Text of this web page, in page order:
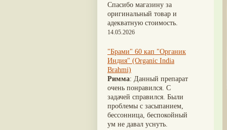
(3)
Аштаваргам
Брихатьяди(3)
Видарьяди(3)
Гуггул
Дханвантарам 101(3)
Дханвантарам тайлам(3)
Кайлаш дживан(3)
Кальянака гритам(3)
Кримикутхар рас(3)
Кунжутное масло (3)
Шиладжит
(19)
Кориандр
Зира(17)
Крапива индийская(17)
Патола
Холарена - Кутаджа(17)
Шионака(17)
Аджван/Ажгон(16)
Акация катеху(16)
Кальций(16)
Укроп пахучий(16)
Спасибо магазину за
оригинальный товар и
адекватную стоимость.
14.05.2026
"Брами" 60 кап "Органик
Индия" (Organic India
Brahmi)
Римма: Данный препарат
очень понравился. С
задачей справился. Были
проблемы с засыпанием,
бессонница, беспокойный
ум не давал уснуть.